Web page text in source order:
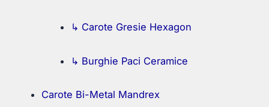
↳ Carote Gresie Hexagon
↳ Burghie Paci Ceramice
Carote Bi-Metal Mandrex